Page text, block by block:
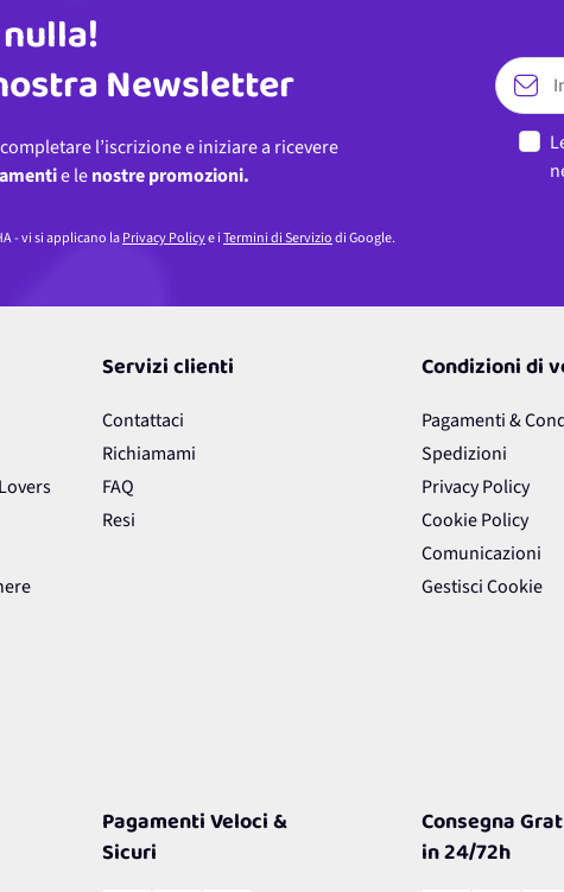
Newsletter
l’iscrizione e iniziare a ricevere
e lenostre promozioni.
- vi si applicano laPrivacy Policye iTermini di Serviziodi Google.
Servizi clienti
Contattaci
Richiamami
FAQ
Resi
Condizioni di
Pagamenti &
Spedizioni
Privacy Policy
Cookie Policy
Comunicazioni
Gestisci Cookie
Pagamenti Veloci &
Sicuri
Consegna
in 24/72h